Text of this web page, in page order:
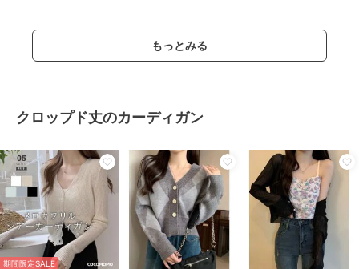
もっとみる
クロップド丈のカーディガン
期間限定SALE